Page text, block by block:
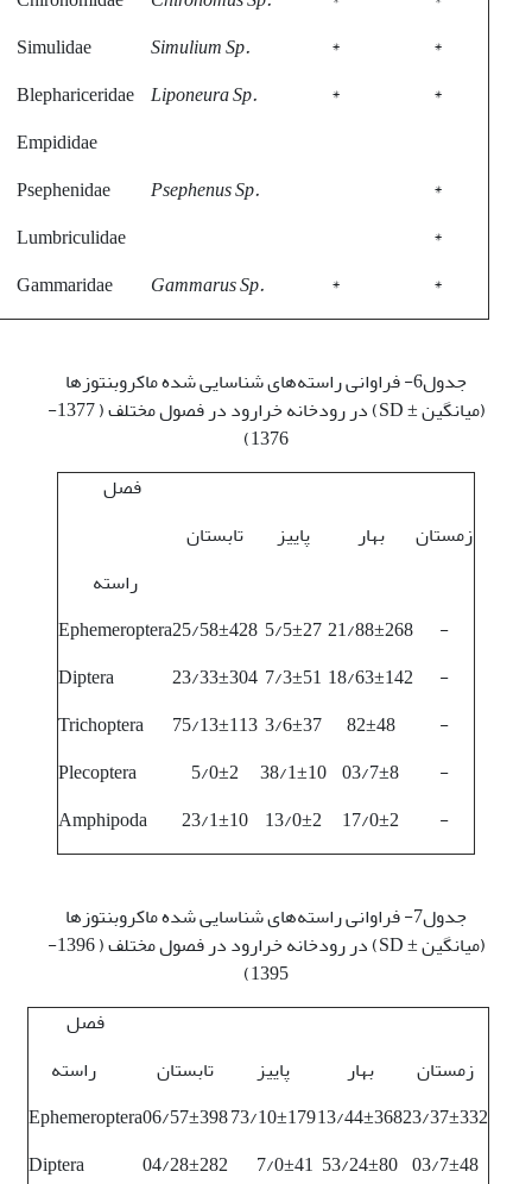
*
*
*
*
Simulium Sp.
Liponeura Sp.
Simulidae
Blephariceridae
Empididae
*
Psephenus Sp.
Psephenidae
*
Lumbriculidae
*
*
Gammarus Sp.
Gammaridae
جدول6- فراوانی راسته‌های شناسایی شده ماکروبنتوزها
(میانگین ± SD) در رودخانه خرارود در فصول مختلف ( 1377-
1376)
زمستان بهار پاییز تابستان
فصل
راسته
-
21/88±268
5/5±27
25/58±428
Ephemeroptera
-
18/63±142
7/3±51
23/33±304
Diptera
-
82±48
3/6±37
75/13±113
Trichoptera
-
03/7±8
38/1±10
5/0±2
Plecoptera
-
17/0±2
13/0±2
23/1±10
Amphipoda
جدول7- فراوانی راسته‌های شناسایی شده ماکروبنتوزها
(میانگین ± SD) در رودخانه خرارود در فصول مختلف ( 1396-
1395)
زمستان بهار پاییز تابستان
فصل
راسته
23/37±332
13/44±368
73/10±179
06/57±398
Ephemeroptera
03/7±48
53/24±80
04/28±282
Diptera